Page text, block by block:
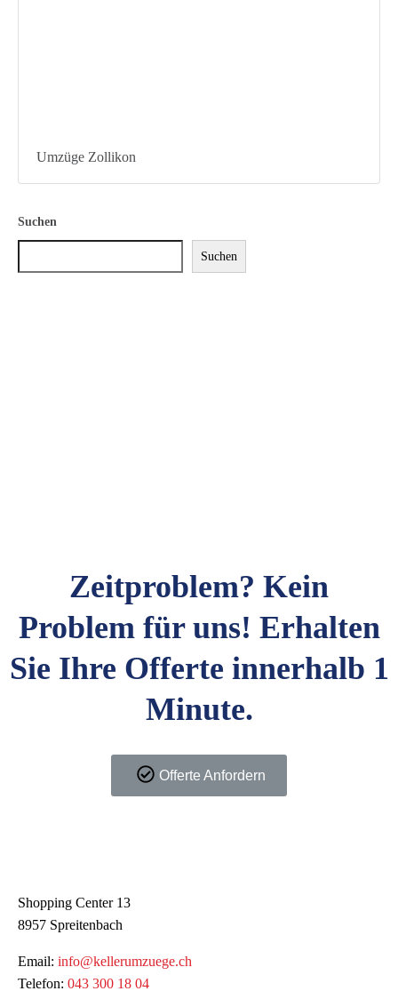
Umzüge Zollikon
Suchen
Suchen
Zeitproblem? Kein
Problem für uns! Erhalten
Sie Ihre Offerte innerhalb 1
Minute.
Offerte Anfordern
Shopping Center 13
8957 Spreitenbach
Email: info@kellerumzuege.ch
Telefon: 043 300 18 04